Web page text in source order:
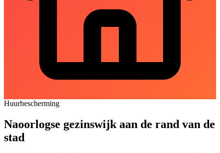
Huurbescherming
Naoorlogse gezinswijk aan de rand van de
stad